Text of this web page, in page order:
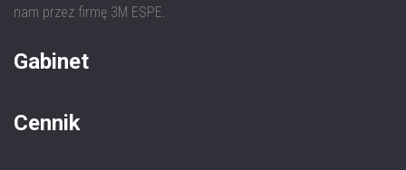
nam przez firmę 3M ESPE.
Gabinet
Cennik